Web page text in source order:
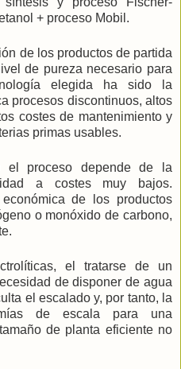
+ proceso Mobil.
de los productos de partida
de pureza necesario para
elegida ha sido la
procesos discontinuos, altos
costes de mantenimiento y
primas usables.
el proceso depende de la
a costes muy bajos.
de los productos
o monóxido de carbono,
el tratarse de un
de disponer de agua
el escalado y, por tanto, la
de escala para una
de planta eficiente no